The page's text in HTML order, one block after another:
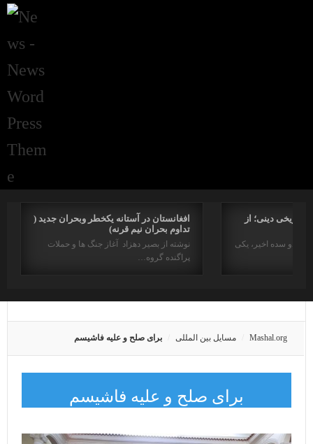
افغانستان در آستانه یکخطر وبحران جدید (
تداوم بحران نیم قرنه)
نوشته از بصیر دهزاد آغاز جنگ ها و حملات
پراگنده گروه…
دینی؛ از
در دو سده اخیر، یکی
Mashal.org مسایل بین المللی برای صلح و علیه فاشیسم
برای صلح و علیه فاشیسم